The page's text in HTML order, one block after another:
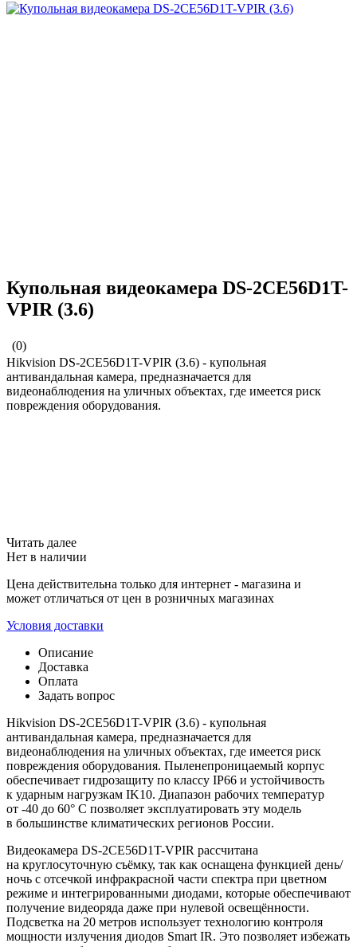
Купольная видеокамера DS-2CE56D1T-
VPIR (3.6)
(0)
Hikvision DS-2CE56D1T-VPIR (3.6) - купольная
антивандальная камера, предназначается для
видеонаблюдения на уличных объектах, где имеется риск
повреждения оборудования.
Читать далее
Нет в наличии
Цена действительна только для интернет - магазина и
может отличаться от цен в розничных магазинах
Условия доставки
Описание
Доставка
Оплата
Задать вопрос
Hikvision DS-2CE56D1T-VPIR (3.6) - купольная
антивандальная камера, предназначается для
видеонаблюдения на уличных объектах, где имеется риск
повреждения оборудования. Пыленепроницаемый корпус
обеспечивает гидрозащиту по классу IP66 и устойчивость
к ударным нагрузкам IK10. Диапазон рабочих температур
от -40 до 60° C позволяет эксплуатировать эту модель
в большинстве климатических регионов России.
Видеокамера DS-2CE56D1T-VPIR рассчитана
на круглосуточную съёмку, так как оснащена функцией день/
ночь с отсечкой инфракрасной части спектра при цветном
режиме и интегрированными диодами, которые обеспечивают
получение видеоряда даже при нулевой освещённости.
Подсветка на 20 метров использует технологию контроля
мощности излучения диодов Smart IR. Это позволяет избежать